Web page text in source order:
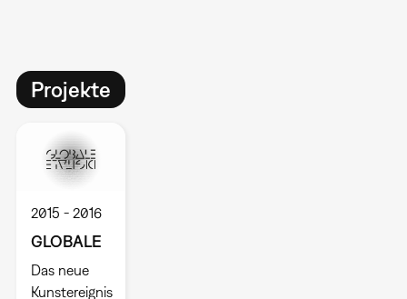
Projekte
2015 2016
GLOBALE
Das neue
Kunstereignis